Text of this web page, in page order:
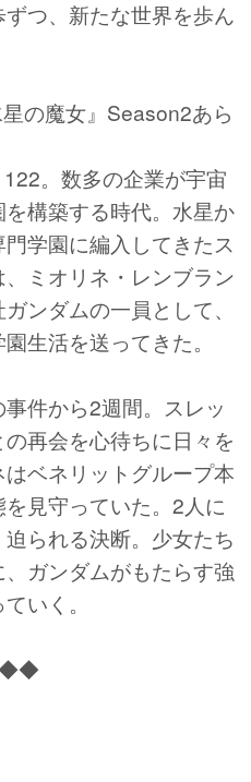
つ、新たな世界を歩ん
の魔女』Season2あら
。数多の企業が宇宙
構築する時代。水星か
学園に編入してきたス
ミオリネ・レンブラン
ンダムの一員として、
生活を送ってきた。
件から2週間。スレッ
再会を心待ちに日々を
ベネリットグループ本
見守っていた。2人に
られる決断。少女たち
ガンダムがもたらす強
いく。
◆◆